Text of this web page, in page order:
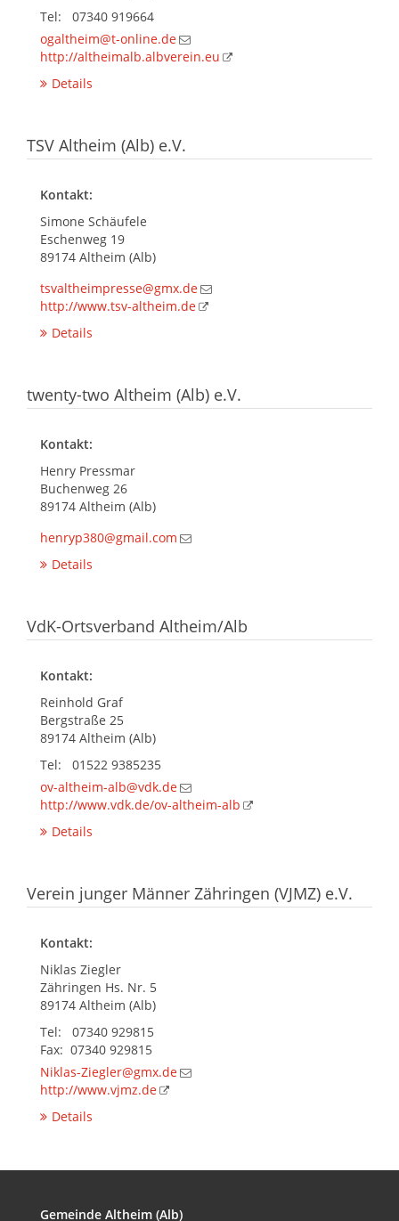
Tel: 07340 919664
ogaltheim@t-online.de
http://altheimalb.albverein.eu
Details
TSV Altheim (Alb) e.V.
Kontakt:
Simone Schäufele
Eschenweg 19
89174 Altheim (Alb)
tsvaltheimpresse@gmx.de
http://www.tsv-altheim.de
Details
twenty-two Altheim (Alb) e.V.
Kontakt:
Henry Pressmar
Buchenweg 26
89174 Altheim (Alb)
henryp380@gmail.com
Details
VdK-Ortsverband Altheim/Alb
Kontakt:
Reinhold Graf
Bergstraße 25
89174 Altheim (Alb)
Tel: 01522 9385235
ov-altheim-alb@vdk.de
http://www.vdk.de/ov-altheim-alb
Details
Verein junger Männer Zähringen (VJMZ) e.V.
Kontakt:
Niklas Ziegler
Zähringen Hs. Nr. 5
89174 Altheim (Alb)
Tel: 07340 929815
Fax: 07340 929815
Niklas-Ziegler@gmx.de
http://www.vjmz.de
Details
Gemeinde Altheim (Alb)